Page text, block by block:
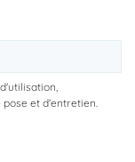
et d'entretien.